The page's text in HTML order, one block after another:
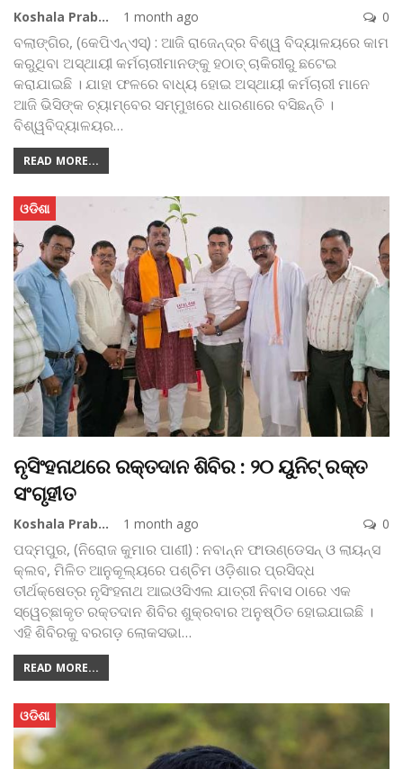
Koshala Prabaha 1 month ago 0
ବଲାଙ୍ଗିର, (କେପିଏନ୍‌ଏସ୍‌) : ଆଜି ରାଜେନ୍ଦ୍ର ବିଶ୍ୱ ବିଦ୍ୟାଳୟରେ କାମ
କରୁଥିବା ଅସ୍ଥାୟୀ କର୍ମଚାରୀମାନଙ୍କୁ ହଠାତ୍‌ ଚାକିରୀରୁ ଛଟେଇ
କରାଯାଇଛି । ଯାହା ଫଳରେ ବାଧ୍ୟ ହୋଇ ଅସ୍ଥାୟୀ କର୍ମଚାରୀ ମାନେ
ଆଜି ଭିସିଙ୍କ ଚ୍ୟାମ୍ବେର ସମ୍ମୁଖରେ ଧାରଣାରେ ବସିଛନ୍ତି ।
ବିଶ୍ୱବିଦ୍ୟାଳୟର…
READ MORE...
ଓଡିଶା
ନୃସିଂହନାଥରେ ରକ୍ତଦାନ ଶିବିର : ୨୦ ୟୁନିଟ୍ ରକ୍ତ
ସଂଗୃହୀତ
Koshala Prabaha 1 month ago 0
ପଦ୍ମପୁର, (ନିରୋଜ କୁମାର ପାଣୀ) : ନବାନ୍ନ ଫାଉଣ୍ଡେସନ୍ ଓ ଲାୟନ୍ସ
କ୍ଲବ, ମିଳିତ ଆନୁକୂଲ୍ୟରେ ପଶ୍ଚିମ ଓଡ଼ିଶାର ପ୍ରସିଦ୍ଧ
ତୀର୍ଥକ୍ଷେତ୍ର ନୃସିଂହନାଥ ଆଇଓସିଏଲ ଯାତ୍ରୀ ନିବାସ ଠାରେ ଏକ
ସ୍ୱେଚ୍ଛାକୃତ ରକ୍ତଦାନ ଶିବିର ଶୁକ୍ରବାର ଅନୁଷ୍ଠିତ ହୋଇଯାଇଛି ।
ଏହି ଶିବିରକୁ ବରଗଡ଼ ଲୋକସଭା…
READ MORE...
ଓଡିଶା